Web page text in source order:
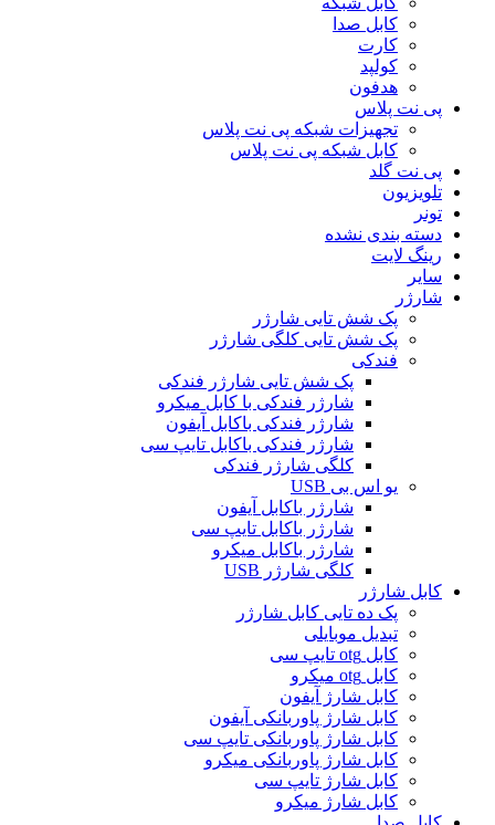
کابل صدا
کارت
کولپد
هدفون
پی نت پلاس
تجهیزات شبکه پی نت پلاس
کابل شبکه پی نت پلاس
پی نت گلد
تلویزیون
تونر
دسته بندی نشده
رینگ لایت
سایر
شارژر
پک شش تایی شارژر
پک شش تایی کلگی شارژر
فندکی
پک شش تایی شارژر فندکی
شارژر فندکی با کابل میکرو
شارژر فندکی باکابل آیفون
شارژر فندکی باکابل تایپ سی
کلگی شارژر فندکی
یو اس بی USB
شارژر باکابل آیفون
شارژر باکابل تایپ سی
شارژر باکابل میکرو
کلگی شارژر USB
کابل شارژر
پک ده تایی کابل شارژر
تبدیل موبایلی
کابل otg تایپ سی
کابل otg میکرو
کابل شارژ آیفون
کابل شارژ پاوربانکی آیفون
کابل شارژ پاوربانکی تایپ سی
کابل شارژ پاوربانکی میکرو
کابل شارژ تایپ سی
کابل شارژ میکرو